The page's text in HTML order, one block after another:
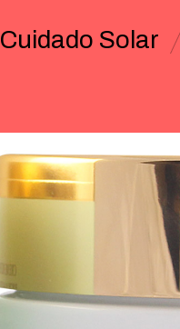
Cuidado Solar